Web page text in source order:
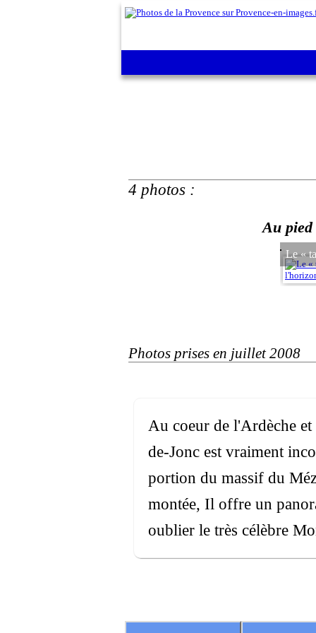
4 photos :
Au pied
Le «
Photos prises en juillet 2008
Au coeur de l'Ardèche
de-Jonc est vraiment
portion du massif du
montée, Il offre un
oublier le très célèbre